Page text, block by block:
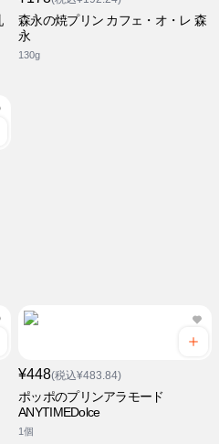
森永の焼プリン カフェ・オ・レ 森
永
130g
¥448(税込¥483.84)
ポッポのプリンアラモード
ANYTIMEDolce
1個